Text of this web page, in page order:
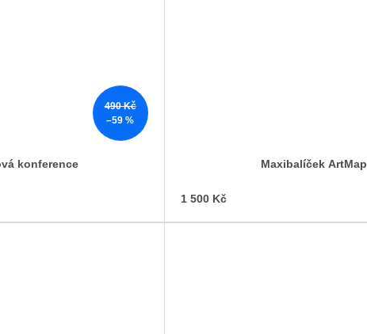
490 Kč
–59 %
konference Maxibalíček ArtMap
1 500 Kč